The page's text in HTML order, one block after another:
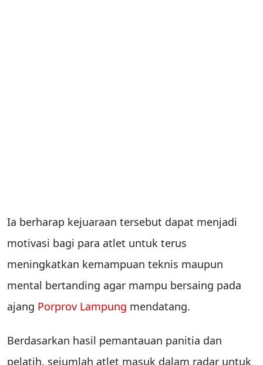
Ia berharap kejuaraan tersebut dapat menjadi
motivasi bagi para atlet untuk terus
meningkatkan kemampuan teknis maupun
mental bertanding agar mampu bersaing pada
ajang Porprov Lampung mendatang.
Berdasarkan hasil pemantauan panitia dan
pelatih, sejumlah atlet masuk dalam radar untuk